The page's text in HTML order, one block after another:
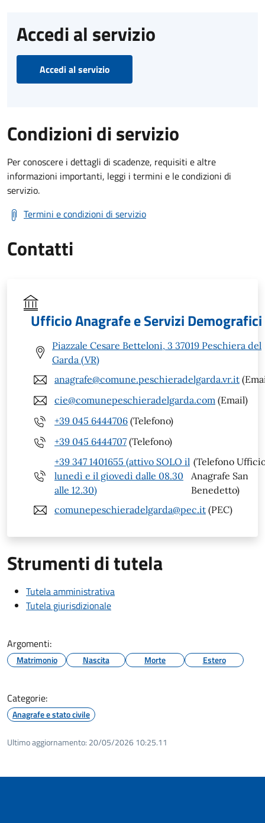
Accedi al servizio
Accedi al servizio
Condizioni di servizio
Per conoscere i dettagli di scadenze, requisiti e altre
informazioni importanti, leggi i termini e le condizioni di
servizio.
Termini e condizioni di servizio
Contatti
Ufficio Anagrafe e Servizi Demografici
Piazzale Cesare Betteloni, 3 37019 Peschiera del
Garda (VR)
anagrafe@comune.peschieradelgarda.vr.it
cie@comunepeschieradelgarda.com (Email)
+39 045 6444706 (Telefono)
+39 045 6444707 (Telefono)
+39 347 1401655 (attivo SOLO il
lunedì e il giovedì dalle 08.30
alle 12.30)
(Telefono
Anagrafe San
Benedetto)
comunepeschieradelgarda@pec.it (PEC)
Strumenti di tutela
Tutela amministrativa
Tutela giurisdizionale
Argomenti:
Matrimonio Nascita Morte Estero
Categorie:
Anagrafe e stato civile
Ultimo aggiornamento: 20/05/2026 10:25.11